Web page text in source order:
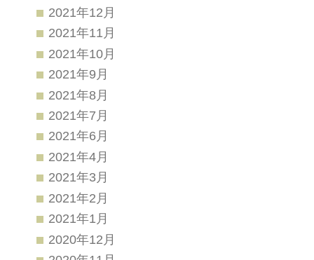
2021年12月
2021年11月
2021年10月
2021年9月
2021年8月
2021年7月
2021年6月
2021年4月
2021年3月
2021年2月
2021年1月
2020年12月